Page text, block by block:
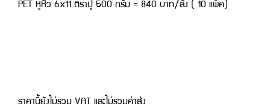
PET หูหิ้ว 6x11 ตราปู 500 กรัม = 840 บาท/ลัง ( 10 แพ็ค)
ราคานี้ยังไม่รวม VAT และไม่รวมค่าส่ง